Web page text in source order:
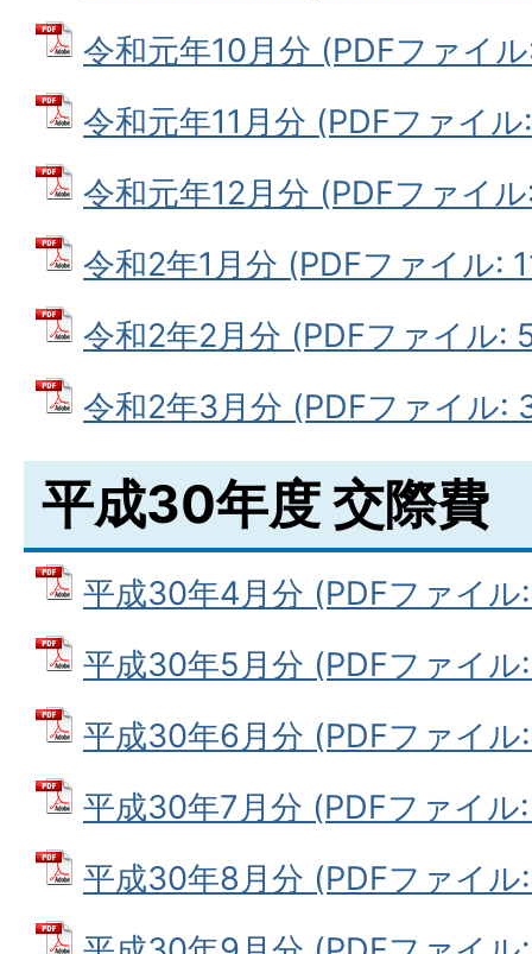
令和元年10月分 (PDFファイ
令和元年11月分 (PDFファイ
令和元年12月分 (PDFファイ
令和2年1月分 (PDFファイル:
令和2年2月分 (PDFファイル:
令和2年3月分 (PDFファイル:
平成30年度 交際費
平成30年4月分 (PDFファイル
平成30年5月分 (PDFファイル
平成30年6月分 (PDFファイ
平成30年7月分 (PDFファイ
平成30年8月分 (PDFファイ